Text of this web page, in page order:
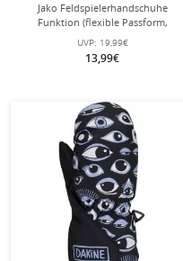
Jako Feldspielerhandschuhe
Funktion (flexible Passform,
Schnelltrocknend) rot - 1 Paar
UVP: 19,99€
13,99€